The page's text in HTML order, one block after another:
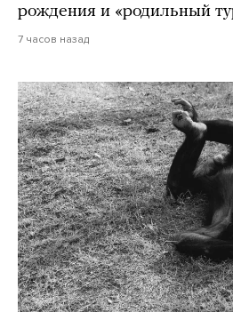
рождения и «родильный
7 часов назад